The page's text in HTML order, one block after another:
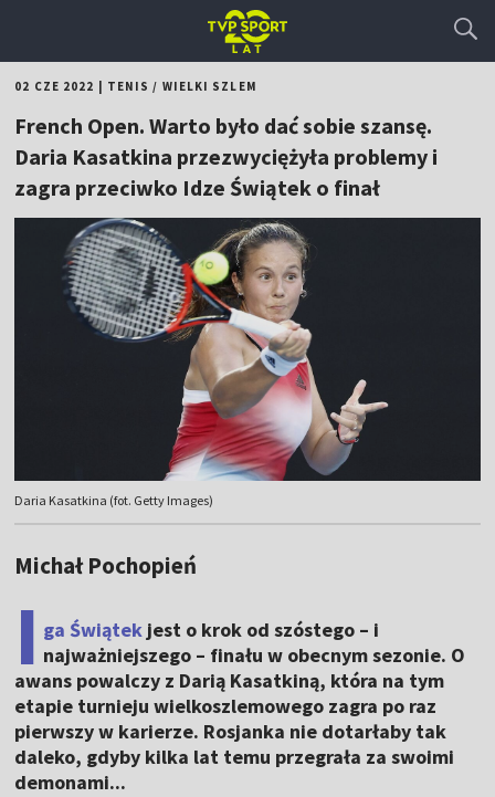
02 CZE 2022 TENIS / WIELKI SZLEM
French Open. Warto było dać sobie szansę.
Daria Kasatkina przezwyciężyła problemy i
zagra przeciwko Idze Świątek o finał
Daria Kasatkina (fot. Getty Images)
Michał Pochopień
I ga Świątek jest o krok od szóstego – i
najważniejszego – finału w obecnym sezonie. O
awans powalczy z Darią Kasatkiną, która na tym
etapie turnieju wielkoszlemowego zagra po raz
pierwszy w karierze. Rosjanka nie dotarłaby tak
daleko, gdyby kilka lat temu przegrała za swoimi
demonami...